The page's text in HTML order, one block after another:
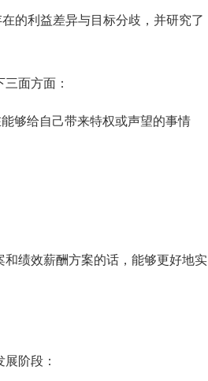
的利益差异与目标分歧，并研究了
面方面：
够给自己带来特权或声望的事情
绩效薪酬方案的话，能够更好地实
阶段：